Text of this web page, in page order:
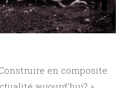
en composite